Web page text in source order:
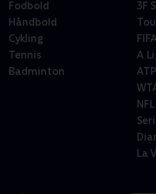
Fodbold
Håndbold
Cykling
Tennis
Badminton
3F
A
ATP
NFL
La